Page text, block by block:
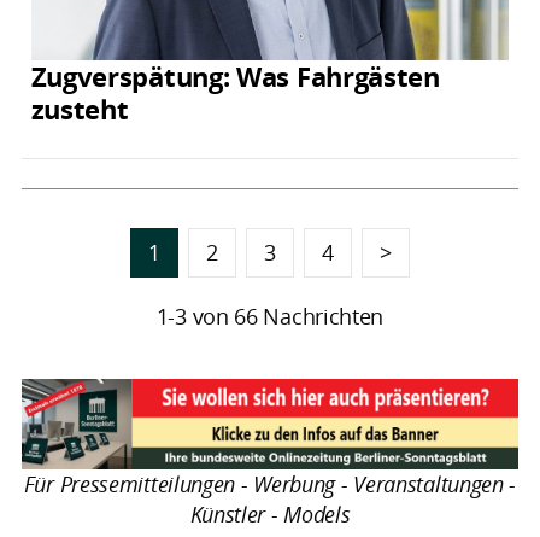
Zugverspätung: Was Fahrgästen
zusteht
1 2 3 4 >
1-3 von 66 Nachrichten
Für Pressemitteilungen - Werbung - Veranstaltungen -
Künstler - Models